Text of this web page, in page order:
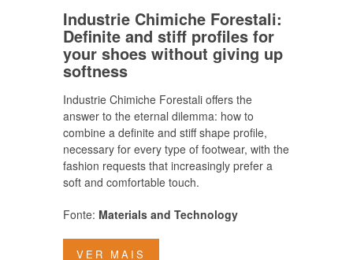
Industrie Chimiche Forestali:
Definite and stiff profiles for
your shoes without giving up
softness
Industrie Chimiche Forestali offers the
answer to the eternal dilemma: how to
combine a definite and stiff shape profile,
necessary for every type of footwear, with the
fashion requests that increasingly prefer a
soft and comfortable touch.
Fonte: Materials and Technology
VER MAIS